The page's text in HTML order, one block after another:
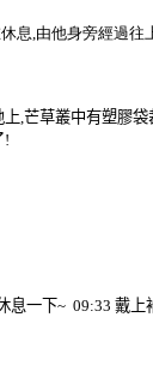
息 由他身旁經過往
上 芒草叢中有塑膠袋
!
息一下~ 09:33 戴上